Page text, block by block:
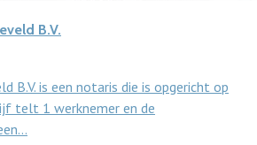
B.V.
B.V. is een notaris die is opgericht op
telt 1 werknemer en de